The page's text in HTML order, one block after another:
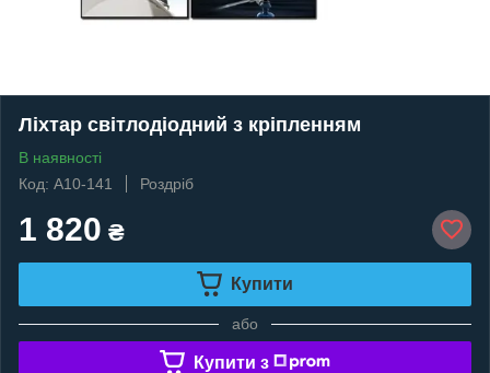
Ліхтар світлодіодний з кріпленням
В наявності
Код: A10-141
Роздріб
1 820 ₴
Купити
або
Купити з